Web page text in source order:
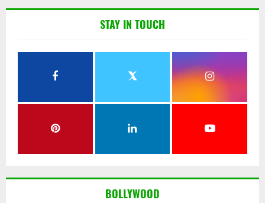
STAY IN TOUCH
BOLLYWOOD